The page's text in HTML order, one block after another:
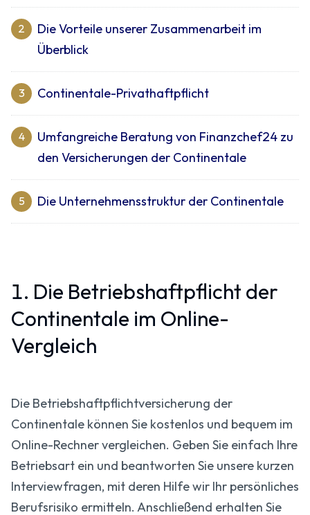
2
Die Vorteile unserer Zusammenarbeit im
Überblick
3 Continentale-Privathaftpflicht
4
Umfangreiche Beratung von Finanzchef24 zu
den Versicherungen der Continentale
5 Die Unternehmensstruktur der Continentale
1. Die Betriebshaftpflicht der
Continentale im Online-
Vergleich
Die Betriebs­haftpflicht­versicherung der
Continentale können Sie kostenlos und bequem im
Online-Rechner vergleichen. Geben Sie einfach Ihre
Betriebsart ein und beantworten Sie unsere kurzen
Interviewfragen, mit deren Hilfe wir Ihr persönliches
Berufsrisiko ermitteln. Anschließend erhalten Sie